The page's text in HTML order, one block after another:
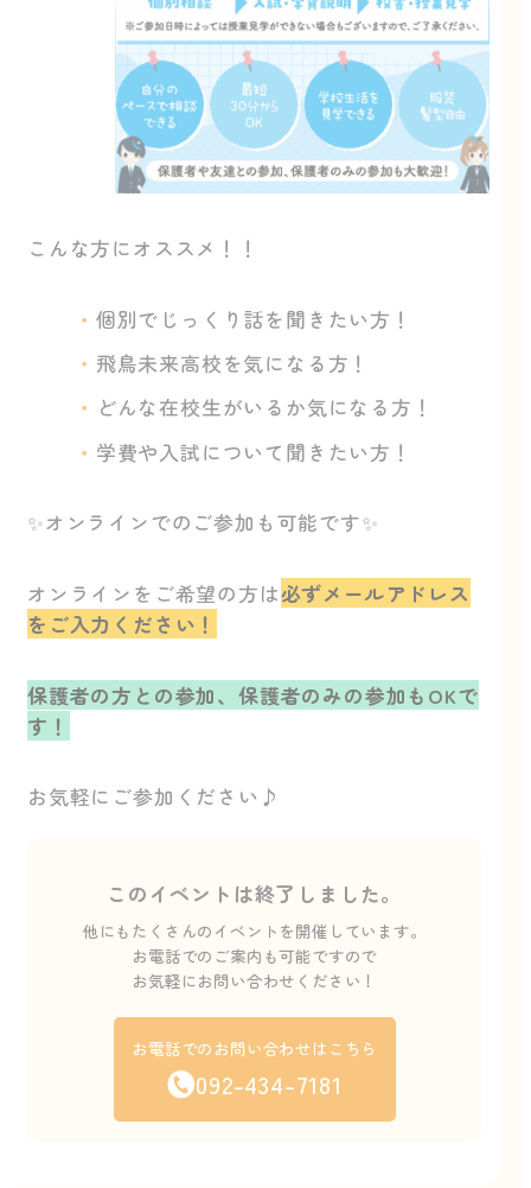
こんな方にオススメ！！
個別でじっくり話を聞きたい方！
飛鳥未来高校を気になる方！
どんな在校生がいるか気になる方！
学費や入試について聞きたい方！
✨オンラインでのご参加も可能です✨
オンラインをご希望の方は必ずメールアドレス
をご入力ください！
保護者の方との参加、保護者のみの参加もOKで
す！
お気軽にご参加ください♪
このイベントは終了しました。
他にもたくさんのイベントを開催しています。
お電話でのご案内も可能ですので
お気軽にお問い合わせください！
お電話でのお問い合わせはこちら
092-434-7181